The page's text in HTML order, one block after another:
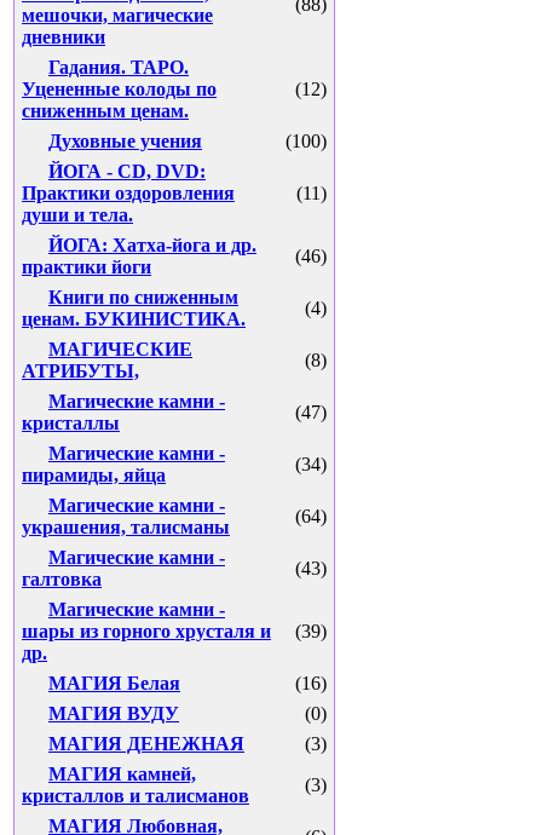
мешочки, магические
дневники
(88)
Гадания. ТАРО.
Уцененные колоды по
сниженным ценам.
(12)
Духовные учения
(100)
ЙОГА - CD, DVD:
Практики оздоровления
души и тела.
(11)
ЙОГА: Хатха-йога и др.
практики йоги
(46)
Книги по сниженным
ценам. БУКИНИСТИКА.
(4)
МАГИЧЕСКИЕ
АТРИБУТЫ,
(8)
Магические камни -
кристаллы
(47)
Магические камни -
пирамиды, яйца
(34)
Магические камни -
украшения, талисманы
(64)
Магические камни -
галтовка
(43)
Магические камни -
шары из горного хрусталя и
др.
(39)
МАГИЯ Белая
(16)
МАГИЯ ВУДУ
(0)
МАГИЯ ДЕНЕЖНАЯ
(3)
МАГИЯ камней,
кристаллов и талисманов
(3)
МАГИЯ Любовная,